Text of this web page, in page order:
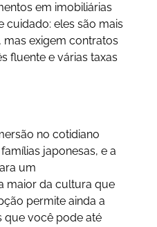
em imobiliárias
cuidado: eles são mais
exigem contratos
fluente e várias taxas
no cotidiano
japonesas, e a
um
maior da cultura que
permite ainda a
que você pode até